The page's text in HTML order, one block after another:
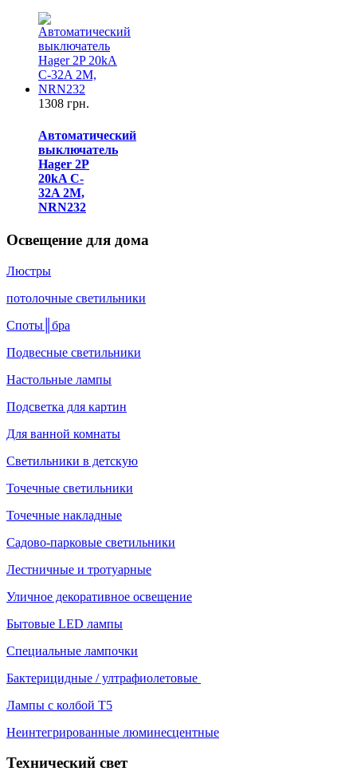
1308 грн.
Автоматический
выключатель
Hager 2P
20kA C-
32A 2M,
NRN232
Освещение для дома
Люстры
потолочные светильники
Споты║бра
Подвесные светильники
Настольные лампы
Подсветка для картин
Для ванной комнаты
Светильники в детскую
Точечные светильники
Точечные накладные
Садово-парковые светильники
Лестничные и тротуарные
Уличное декоративное освещение
Бытовые LED лампы
Специальные лампочки
Бактерицидные / ултрафиолетовые
Лампы с колбой Т5
Неинтегрированные люминесцентные
Технический свет